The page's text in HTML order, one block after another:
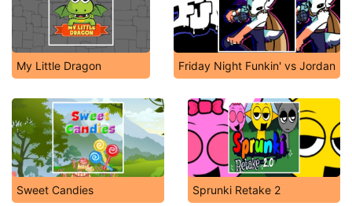
My Little Dragon Friday Night Funkin' vs Jordan
Sweet Candies Sprunki Retake 2